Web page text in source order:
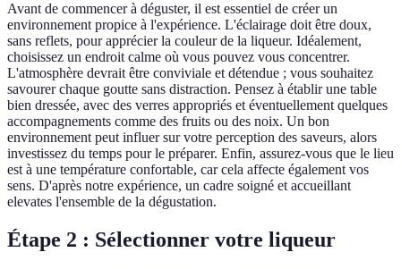
Avant de commencer à déguster, il est essentiel de créer un
environnement propice à l'expérience. L'éclairage doit être doux,
sans reflets, pour apprécier la couleur de la liqueur. Idéalement,
choisissez un endroit calme où vous pouvez vous concentrer.
L'atmosphère devrait être conviviale et détendue ; vous souhaitez
savourer chaque goutte sans distraction. Pensez à établir une table
bien dressée, avec des verres appropriés et éventuellement quelques
accompagnements comme des fruits ou des noix. Un bon
environnement peut influer sur votre perception des saveurs, alors
investissez du temps pour le préparer. Enfin, assurez-vous que le lieu
est à une température confortable, car cela affecte également vos
sens. D'après notre expérience, un cadre soigné et accueillant
elevates l'ensemble de la dégustation.
Étape 2 : Sélectionner votre liqueur